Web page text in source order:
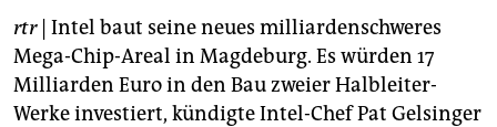
shop
fragen & hilfe
unterstützen
rtr| Intel baut seine neues milliardenschweres
Mega-Chip-Areal in Magdeburg. Es würden 17
Milliarden Euro in den Bau zweier Halbleiter-
Werke investiert, kündigte Intel-Chef Pat Gelsinger